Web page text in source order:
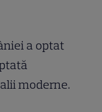
a optat
moderne.